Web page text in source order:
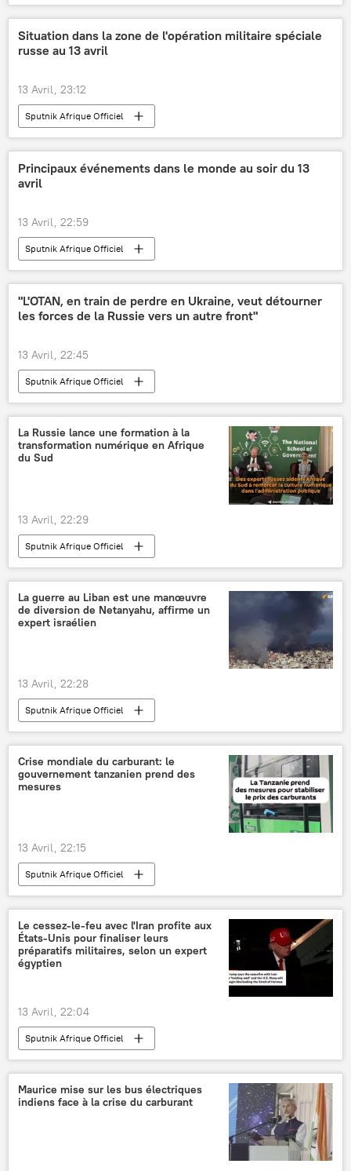
Situation dans la zone de l'opération militaire spéciale
russe au 13 avril
13 Avril, 23:12
Sputnik Afrique Officiel
Principaux événements dans le monde au soir du 13
avril
13 Avril, 22:59
Sputnik Afrique Officiel
"L'OTAN, en train de perdre en Ukraine, veut détourner
les forces de la Russie vers un autre front"
13 Avril, 22:45
Sputnik Afrique Officiel
La Russie lance une formation à la
transformation numérique en Afrique
du Sud
13 Avril, 22:29
Sputnik Afrique Officiel
La guerre au Liban est une manœuvre
de diversion de Netanyahu, affirme un
expert israélien
13 Avril, 22:28
Sputnik Afrique Officiel
Crise mondiale du carburant: le
gouvernement tanzanien prend des
mesures
13 Avril, 22:15
Sputnik Afrique Officiel
Le cessez-le-feu avec l'Iran profite aux
États-Unis pour finaliser leurs
préparatifs militaires, selon un expert
égyptien
13 Avril, 22:04
Sputnik Afrique Officiel
Maurice mise sur les bus électriques
indiens face à la crise du carburant